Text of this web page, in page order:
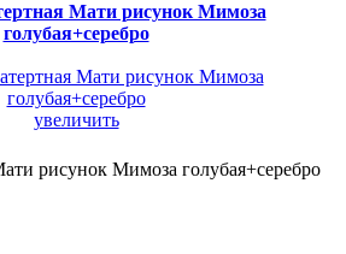
Мати рисунок Мимоза
голубая+серебро
увеличить
рисунок Мимоза голубая+серебро